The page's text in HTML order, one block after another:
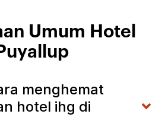
Umum Hotel
Puyallup
menghemat
hotel ihg di